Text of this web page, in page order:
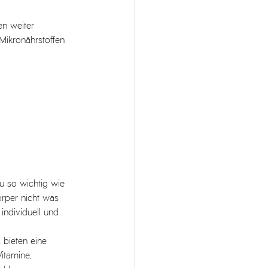
weiter
so wichtig wie
nicht was
und
bieten eine